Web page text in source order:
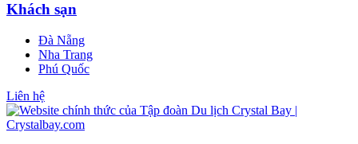
Khách sạn
Đà Nẵng
Nha Trang
Phú Quốc
Liên hệ